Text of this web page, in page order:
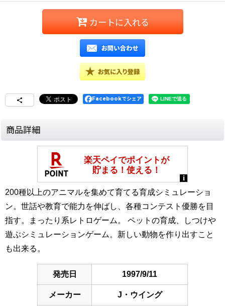
カートに入れる
Facebookでシェア
商品詳細
200種以上のアニマルを集めて育てる育成シミュレーショ
ン。世話や教育で能力を伸ばし、各種コンテスト優勝を目
指す。まったり系レトロゲーム。 ペットの育成、しつけや
遊ぶシミュレーションゲーム。新しい動物を作り出すこと
も出来る。
発売日 1997/9/11
メーカー J・ウイング